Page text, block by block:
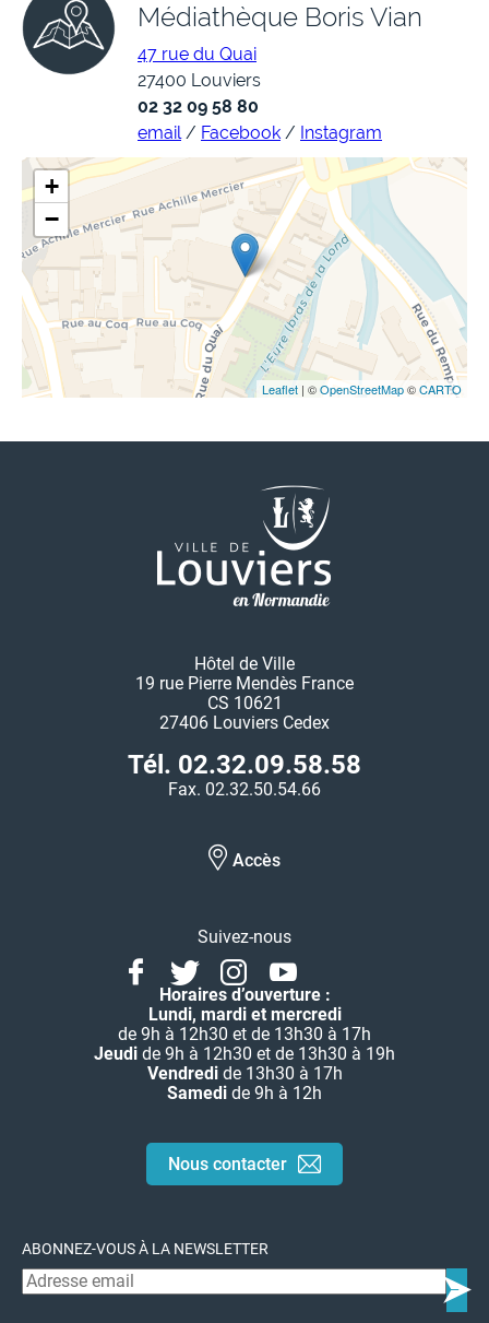
Médiathèque Boris Vian
47 rue du Quai
27400 Louviers
02 32 09 58 80
email/ Facebook / Instagram
+
−
Leaflet | ©OpenStreetMap©CARTO
Hôtel de Ville
19 rue Pierre Mendès France
CS 10621
27406 Louviers Cedex
Tél. 02.32.09.58.58
Fax. 02.32.50.54.66
Accès
Suivez-nous
FacebookTwitterInstagramYoutube
Horaires d’ouverture :
Lundi, mardi et mercredi
de 9h à 12h30 et de 13h30 à 17h
Jeudi de 9h à 12h30 et de 13h30 à 19h
Vendredide 13h30 à 17h
Samedi de 9h à 12h
Nous contacter
ABONNEZ-VOUS À LA NEWSLETTER